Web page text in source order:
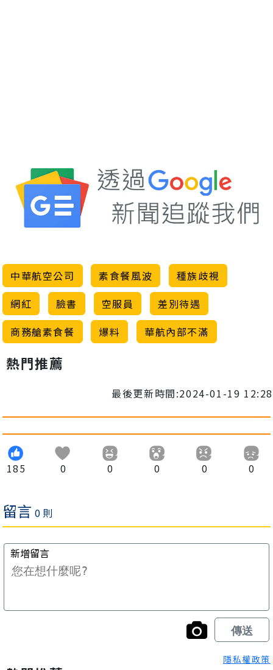
中華航空公司 素食餐風波
種族歧視
網紅
臉書 空服員
差別待遇
商務艙素食餐
爆料 華航內部不滿
熱門推薦
最後更新時間:2024-01-19 12:28
185 0 0 0 0 0
隱私權政策